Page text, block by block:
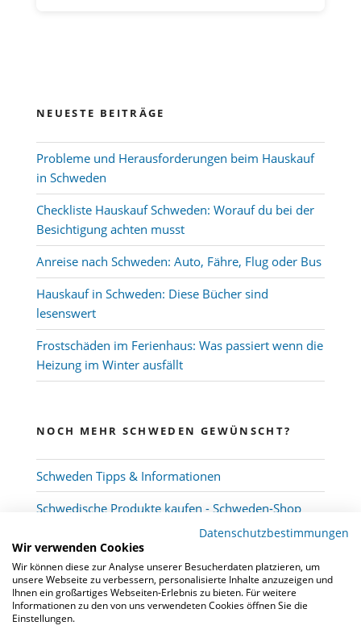
NEUESTE BEITRÄGE
Probleme und Herausforderungen beim Hauskauf
in Schweden
Checkliste Hauskauf Schweden: Worauf du bei der
Besichtigung achten musst
Anreise nach Schweden: Auto, Fähre, Flug oder Bus
Hauskauf in Schweden: Diese Bücher sind
lesenswert
Frostschäden im Ferienhaus: Was passiert wenn die
Heizung im Winter ausfällt
NOCH MEHR SCHWEDEN GEWÜNSCHT?
Schweden Tipps & Informationen
Schwedische Produkte kaufen - Schweden-Shop
Datenschutzbestimmungen
Wir verwenden Cookies
Wir können diese zur Analyse unserer Besucherdaten platzieren, um
unsere Webseite zu verbessern, personalisierte Inhalte anzuzeigen und
Ihnen ein großartiges Webseiten-Erlebnis zu bieten. Für weitere
Informationen zu den von uns verwendeten Cookies öffnen Sie die
Einstellungen.